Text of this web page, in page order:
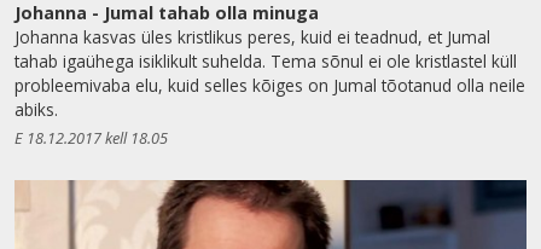
Johanna - Jumal tahab olla minuga
Johanna kasvas üles kristlikus peres, kuid ei teadnud, et Jumal
tahab igaühega isiklikult suhelda. Tema sõnul ei ole kristlastel küll
probleemivaba elu, kuid selles kõiges on Jumal tõotanud olla neile
abiks.
E 18.12.2017 kell 18.05